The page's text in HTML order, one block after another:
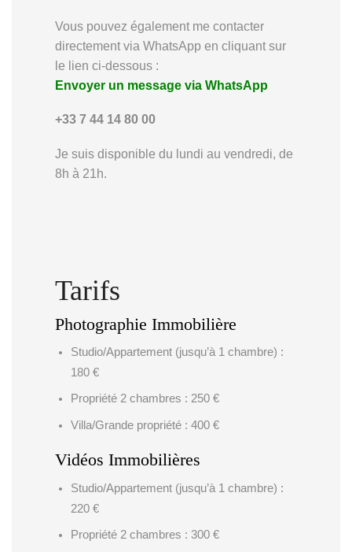
Vous pouvez également me contacter
directement via WhatsApp en cliquant sur
le lien ci-dessous :
Envoyer un message via WhatsApp
+33 7 44 14 80 00
Je suis disponible du lundi au vendredi, de
8h à 21h.
Tarifs
Photographie Immobilière
Studio/Appartement (jusqu’à 1 chambre) :
180 €
Propriété 2 chambres : 250 €
Villa/Grande propriété : 400 €
Vidéos Immobilières
Studio/Appartement (jusqu’à 1 chambre) :
220 €
Propriété 2 chambres : 300 €